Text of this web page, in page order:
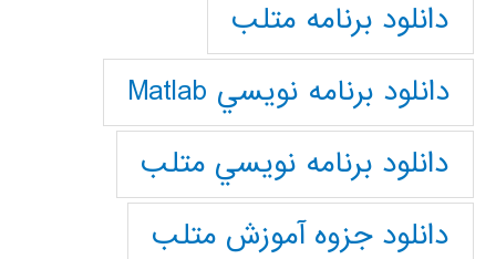
دانلود برنامه متلب
دانلود برنامه نويسي Matlab
دانلود برنامه نويسي متلب
دانلود جزوه آموزش متلب